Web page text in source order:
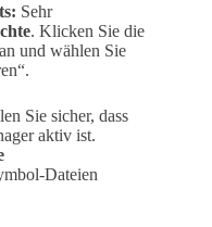
Sehr
. Klicken Sie die
und wählen Sie
Sie sicher, dass
aktiv ist.
Dateien